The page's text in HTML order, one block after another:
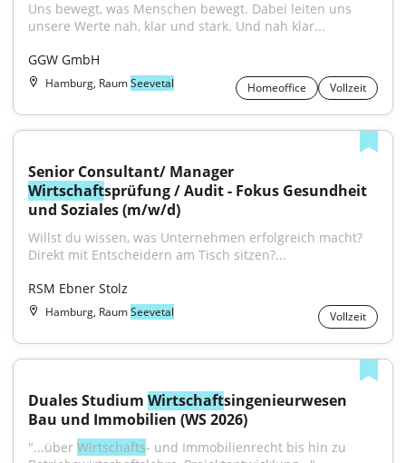
Uns bewegt, was Menschen bewegt. Dabei leiten uns
unsere Werte nah, klar und stark. Und nah klar...
GGW GmbH
Hamburg, RaumSeevetal Homeoffice Vollzeit
Wirtschaftsprüfung / Audit - Fokus Gesundheit
und Soziales (m/w/d)
Willst du wissen, was Unternehmen erfolgreich macht?
Direkt mit Entscheidern am Tisch sitzen?...
RSM Ebner Stolz
Hamburg, RaumSeevetal Vollzeit
Duales Studium Wirtschaftsingenieurwesen
Bau und Immobilien (WS 2026)
"...über Wirtschafts- und Immobilienrecht bis hin zu